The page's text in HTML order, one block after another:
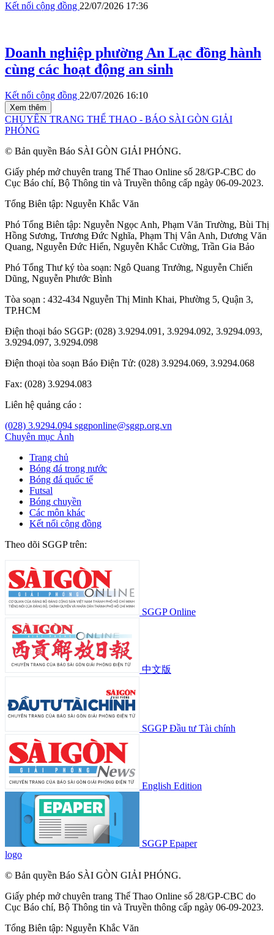
Kết nối cộng đồng 22/07/2026 17:36
Doanh nghiệp phường An Lạc đồng hành
cùng các hoạt động an sinh
Kết nối cộng đồng 22/07/2026 16:10
Xem thêm
CHUYÊN TRANG THỂ THAO - BÁO SÀI GÒN GIẢI
PHÓNG
© Bản quyền Báo SÀI GÒN GIẢI PHÓNG.
Giấy phép mở chuyên trang Thể Thao Online số 28/GP-CBC do
Cục Báo chí, Bộ Thông tin và Truyền thông cấp ngày 06-09-2023.
Tổng Biên tập: Nguyễn Khắc Văn
Phó Tổng Biên tập: Nguyễn Ngọc Anh, Phạm Văn Trường, Bùi Thị
Hồng Sương, Trương Đức Nghĩa, Phạm Thị Vân Anh, Dương Văn
Quang, Nguyễn Đức Hiển, Nguyễn Khắc Cường, Trần Gia Bảo
Phó Tổng Thư ký tòa soạn: Ngô Quang Trưởng, Nguyễn Chiến
Dũng, Nguyễn Phước Bình
Tòa soạn : 432-434 Nguyễn Thị Minh Khai, Phường 5, Quận 3,
TP.HCM
Điện thoại báo SGGP: (028) 3.9294.091, 3.9294.092, 3.9294.093,
3.9294.097, 3.9294.098
Điện thoại tòa soạn Báo Điện Tử: (028) 3.9294.069, 3.9294.068
Fax: (028) 3.9294.083
Liên hệ quảng cáo :
(028) 3.9294.094 sggponline@sggp.org.vn
Chuyên mục Ảnh
Trang chủ
Bóng đá trong nước
Bóng đá quốc tế
Futsal
Bóng chuyền
Các môn khác
Kết nối cộng đồng
Theo dõi SGGP trên:
SGGP Online
中文版
SGGP Đầu tư Tài chính
English Edition
SGGP Epaper
logo
© Bản quyền Báo SÀI GÒN GIẢI PHÓNG.
Giấy phép mở chuyên trang Thể Thao Online số 28/GP-CBC do
Cục Báo chí, Bộ Thông tin và Truyền thông cấp ngày 06-09-2023.
Tổng Biên tập: Nguyễn Khắc Văn